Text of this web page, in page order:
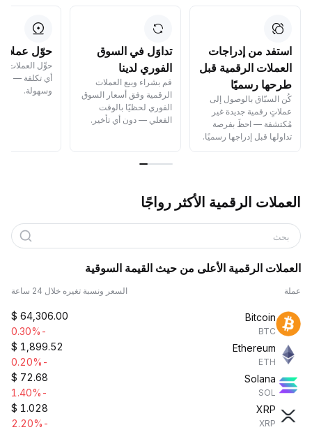
استفد من إدراجات
العملات الرقمية قبل
طرحها رسميًا
كُن السبّاق بالوصول إلى
عملاتٍ رقمية جديدة غير
مُكتشفة — احظَ بفرصة
تداولها قبل إدراجها رسميًا.
تداوَل في السوق
الفوري لدينا
قم بشراء وبيع العملات
الرقمية وفق أسعار السوق
الفوري لحظيًا بالوقت
الفعلي — دون أي تأخير.
حوّل
حوِّل العملات
أي تكلفة —
وسهولة.
العملات الرقمية الأكثر رواجًا
بحث
العملات الرقمية الأعلى من حيث القيمة السوقية
عملة السعر ونسبة تغيره خلال 24 ساعة
Bitcoin
BTC
$ 64,306.00
-0.30%
Ethereum
ETH
$ 1,899.52
-0.20%
Solana
SOL
$ 72.68
-1.40%
XRP
XRP
$ 1.028
-2.20%